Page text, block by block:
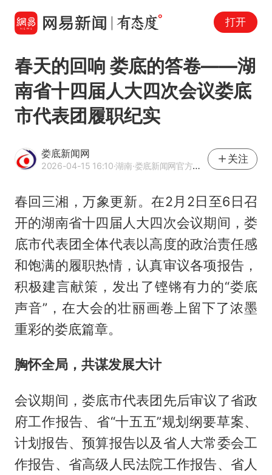
打开
春天的回响 娄底的答卷——湖
南省十四届人大四次会议娄底
市代表团履职纪实
娄底新闻网
2026-04-15 16:10·湖南·娄底新闻网官方网易号
关注
春回三湘，万象更新。在2月2日至6日召
开的湖南省十四届人大四次会议期间，娄
底市代表团全体代表以高度的政治责任感
和饱满的履职热情，认真审议各项报告，
积极建言献策，发出了铿锵有力的“娄底
声音”，在大会的壮丽画卷上留下了浓墨
重彩的娄底篇章。
胸怀全局，共谋发展大计
会议期间，娄底市代表团先后审议了省政
府工作报告、省“十五五”规划纲要草案、
计划报告、预算报告以及省人大常委会工
作报告、省高级人民法院工作报告、省人